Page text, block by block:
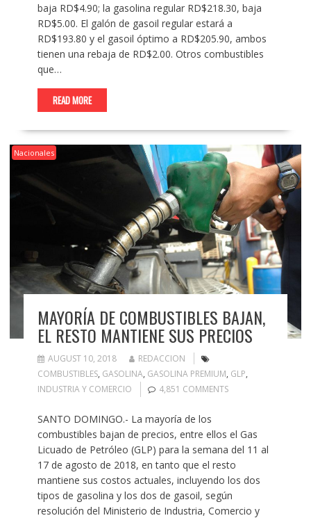
baja RD$4.90; la gasolina regular RD$218.30, baja
RD$5.00. El galón de gasoil regular estará a
RD$193.80 y el gasoil óptimo a RD$205.90, ambos
tienen una rebaja de RD$2.00. Otros combustibles
que…
READ MORE
Nacionales
MAYORÍA DE COMBUSTIBLES BAJAN,
EL RESTO MANTIENE SUS PRECIOS
AUGUST 10, 2018
REDACCION
COMBUSTIBLES, GASOLINA, GASOLINA PREMIUM, GLP,
INDUSTRIA Y COMERCIO
4,851 COMMENTS
SANTO DOMINGO.- La mayoría de los
combustibles bajan de precios, entre ellos el Gas
Licuado de Petróleo (GLP) para la semana del 11 al
17 de agosto de 2018, en tanto que el resto
mantiene sus costos actuales, incluyendo los dos
tipos de gasolina y los dos de gasoil, según
resolución del Ministerio de Industria, Comercio y